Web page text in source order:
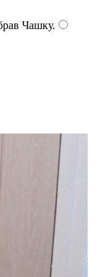
Чашку.